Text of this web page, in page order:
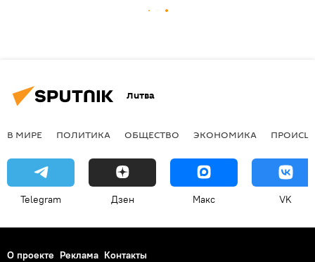
Литва
В МИРЕ ПОЛИТИКА ОБЩЕСТВО ЭКОНОМИКА
Telegram Дзен Макс VK
О проекте Реклама Контакты